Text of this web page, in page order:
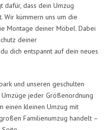
dafür, dass dein Umzug
kümmern uns um die
Montage deiner Möbel. Dabei
deiner
dich entspannt auf dein neues
und unseren geschulten
jeder Größenordnung
einen kleinen Umzug mit
Familienumzug handelt –